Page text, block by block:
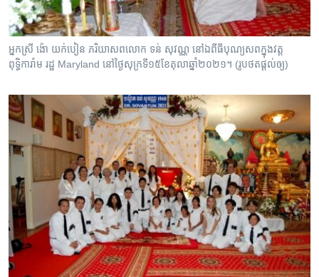
អ្នកស្រី​ ង៉ោ​ យក់បៀន​ ភរិយាសព​លោក ទន់​ សុវណ្ណ នៅឯពីធីបុណ្យសព​ក្នុងវត្ត
ពុទ្ធិការ៉ាម​ រដ្ឋ​ Maryland​ នៅថ្ងៃសុក្រទី១៥ខែតុលាឆ្នាំ២០២១។ (រូបថតផ្តល់ឲ្យ)